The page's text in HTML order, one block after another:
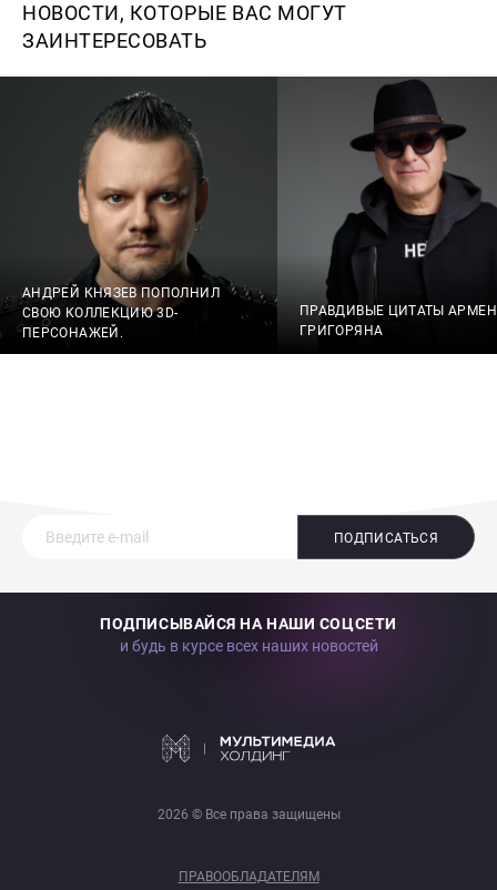
НОВОСТИ, КОТОРЫЕ ВАС МОГУТ
ЗАИНТЕРЕСОВАТЬ
АНДРЕЙ КНЯЗЕВ ПОПОЛНИЛ
СВОЮ КОЛЛЕКЦИЮ 3D-
ПЕРСОНАЖЕЙ.
ПРАВДИВЫЕ ЦИТАТЫ
ГРИГОРЯНА
ПОДПИСАТЬСЯ
ПОДПИСЫВАЙСЯ НА НАШИ СОЦСЕТИ
и будь в курсе всех наших новостей
2026 © Все права защищены
ПРАВООБЛАДАТЕЛЯМ